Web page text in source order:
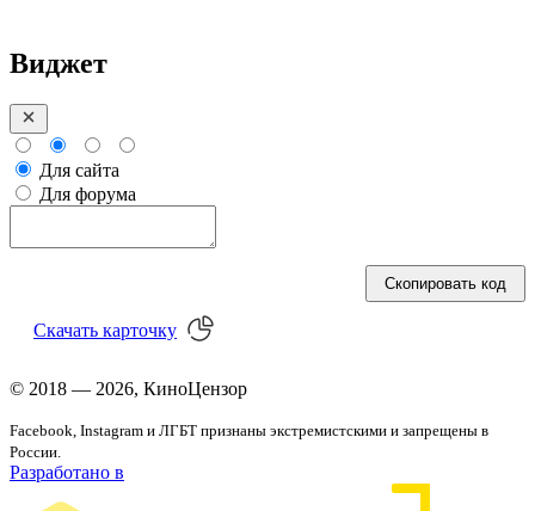
Виджет
Для сайта
Для форума
Скопировать код
Скачать карточку
© 2018 — 2026, КиноЦензор
Facebook, Instagram и ЛГБТ признаны экстремистскими и запрещены в
России.
Разработано в